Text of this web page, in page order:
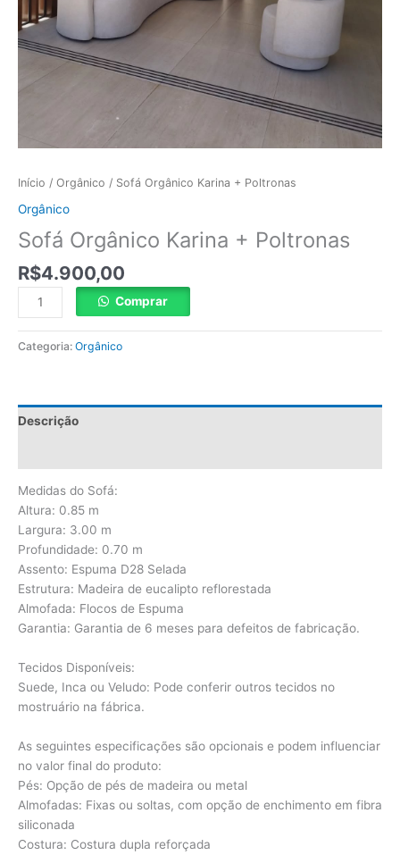
Início / Orgânico / Sofá Orgânico Karina + Poltronas
Orgânico
Sofá Orgânico Karina + Poltronas
R$4.900,00
Comprar
Categoria: Orgânico
Descrição
Medidas do Sofá:
Altura: 0.85 m
Largura: 3.00 m
Profundidade: 0.70 m
Assento: Espuma D28 Selada
Estrutura: Madeira de eucalipto reflorestada
Almofada: Flocos de Espuma
Garantia: Garantia de 6 meses para defeitos de fabricação.
Tecidos Disponíveis:
Suede, Inca ou Veludo: Pode conferir outros tecidos no
mostruário na fábrica.
As seguintes especificações são opcionais e podem influenciar
no valor final do produto:
Pés: Opção de pés de madeira ou metal
Almofadas: Fixas ou soltas, com opção de enchimento em fibra
siliconada
Costura: Costura dupla reforçada